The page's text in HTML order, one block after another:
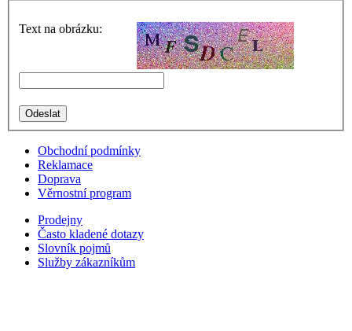
Text na obrázku:
Obchodní podmínky
Reklamace
Doprava
Věrnostní program
Prodejny
Často kladené dotazy
Slovník pojmů
Služby zákazníkům